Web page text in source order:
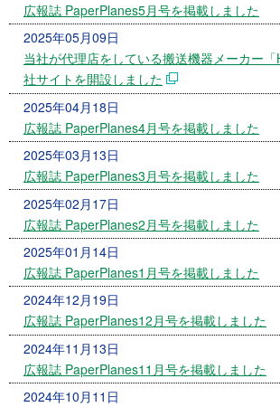
広報誌 PaperPlanes5月号を掲載しました
2025年05月09日
当社が代理店をしている搬送機器メーカー「
社サイトを開設しました
2025年04月18日
広報誌 PaperPlanes4月号を掲載しました
2025年03月13日
広報誌 PaperPlanes3月号を掲載しました
2025年02月17日
広報誌 PaperPlanes2月号を掲載しました
2025年01月14日
広報誌 PaperPlanes1月号を掲載しました
2024年12月19日
広報誌 PaperPlanes12月号を掲載しました
2024年11月13日
広報誌 PaperPlanes11月号を掲載しました
2024年10月11日